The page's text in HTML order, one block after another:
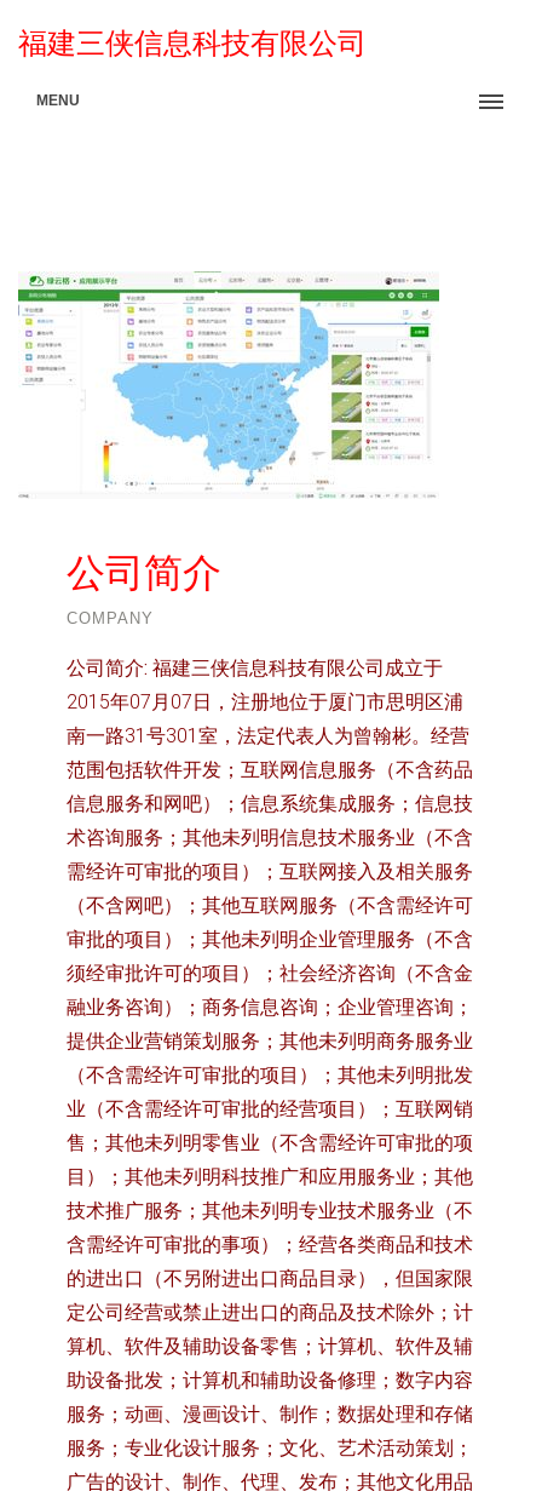
福建三侠信息科技有限公司
MENU
公司简介
COMPANY
公司简介: 福建三侠信息科技有限公司成立于
2015年07月07日，注册地位于厦门市思明区浦
南一路31号301室，法定代表人为曾翰彬。经营
范围包括软件开发；互联网信息服务（不含药品
信息服务和网吧）；信息系统集成服务；信息技
术咨询服务；其他未列明信息技术服务业（不含
需经许可审批的项目）；互联网接入及相关服务
（不含网吧）；其他互联网服务（不含需经许可
审批的项目）；其他未列明企业管理服务（不含
须经审批许可的项目）；社会经济咨询（不含金
融业务咨询）；商务信息咨询；企业管理咨询；
提供企业营销策划服务；其他未列明商务服务业
（不含需经许可审批的项目）；其他未列明批发
业（不含需经许可审批的经营项目）；互联网销
售；其他未列明零售业（不含需经许可审批的项
目）；其他未列明科技推广和应用服务业；其他
技术推广服务；其他未列明专业技术服务业（不
含需经许可审批的事项）；经营各类商品和技术
的进出口（不另附进出口商品目录），但国家限
定公司经营或禁止进出口的商品及技术除外；计
算机、软件及辅助设备零售；计算机、软件及辅
助设备批发；计算机和辅助设备修理；数字内容
服务；动画、漫画设计、制作；数据处理和存储
服务；专业化设计服务；文化、艺术活动策划；
广告的设计、制作、代理、发布；其他文化用品